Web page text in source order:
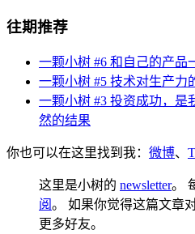
往期推荐
一颗小树 #6 和自己的产品
一颗小树 #5 技术对生产力
一颗小树 #3 投资成功，是
然的结果
你也可以在这里找到我： 微博、
这里是小树的 newsletter。
阅。 如果你觉得这篇文章
更多好友。